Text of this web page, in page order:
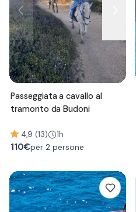
Passeggiata a cavallo al
tramonto da Budoni
4,9 (13) 1h
110€per 2 persone